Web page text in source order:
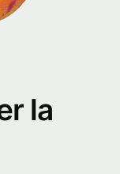
la